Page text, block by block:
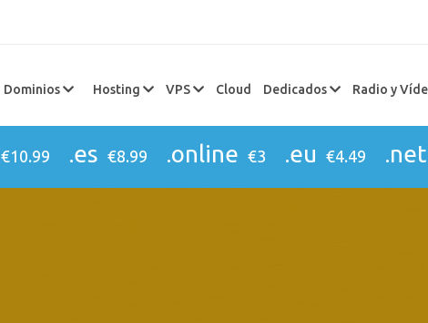
Dominios Hosting VPS Cloud Dedicados Radio y
€10.99 .es €8.99 .online €3 .eu €4.49 .net